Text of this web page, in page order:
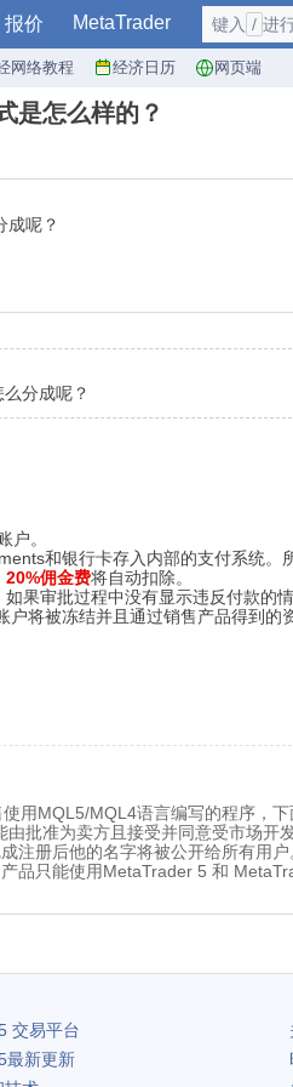
报价 MetaTrader
网络教程 经济日历 网页端
键入 / 进
是怎么样的？
成呢？
分成呢？
户。
和银行卡存入内部的支付系统。
20%佣金费将自动扣除。
果审批过程中没有显示违反付款的
将被冻结并且通过销售产品得到的
用MQL5/MQL4语言编写的程序，
批准为卖方且接受并同意受市场开
注册后他的名字将被公开给所有用
品只能使用MetaTrader 5 和
交易平台
最新更新